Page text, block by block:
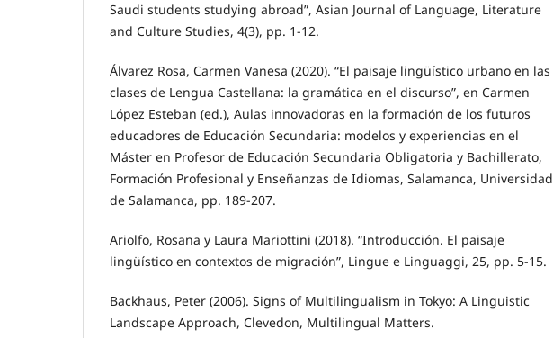
Saudi students studying abroad”, Asian Journal of Language, Literature
and Culture Studies, 4(3), pp. 1-12.
Álvarez Rosa, Carmen Vanesa (2020). “El paisaje lingüístico urbano en las
clases de Lengua Castellana: la gramática en el discurso”, en Carmen
López Esteban (ed.), Aulas innovadoras en la formación de los futuros
educadores de Educación Secundaria: modelos y experiencias en el
Máster en Profesor de Educación Secundaria Obligatoria y Bachillerato,
Formación Profesional y Enseñanzas de Idiomas, Salamanca, Universidad
de Salamanca, pp. 189-207.
Ariolfo, Rosana y Laura Mariottini (2018). “Introducción. El paisaje
lingüístico en contextos de migración”, Lingue e Linguaggi, 25, pp. 5-15.
Backhaus, Peter (2006). Signs of Multilingualism in Tokyo: A Linguistic
Landscape Approach, Clevedon, Multilingual Matters.